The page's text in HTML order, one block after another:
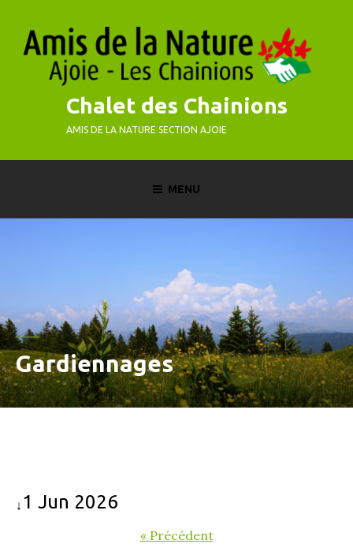
content
Chalet des Chainions
AMIS DE LA NATURE SECTION AJOIE
MENU
Gardiennages
↓ 1 Jun 2026
« Précédent